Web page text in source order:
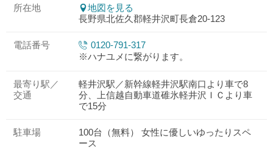
所在地
地図を見る
長野県北佐久郡軽井沢町長倉20-123
電話番号
0120-791-317
※ハナユメに繋がります。
最寄り駅／
交通
軽井沢駅／新幹線軽井沢駅南口より車で8
分、上信越自動車道碓氷軽井沢ＩＣより車
で15分
駐車場
100台（無料） 女性に優しいゆったりスペ
ース